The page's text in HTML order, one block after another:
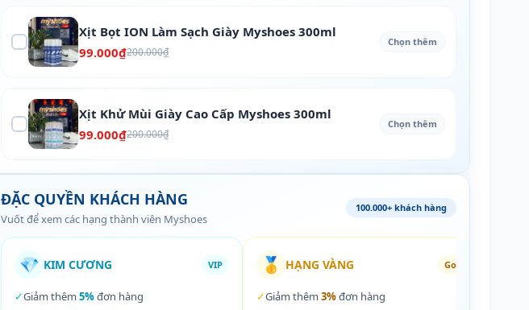
Xịt Bọt ION Làm Sạch Giày Myshoes 300ml
99.000₫200.000₫
Chọn thêm
Xịt Khử Mùi Giày Cao Cấp Myshoes 300ml
99.000₫200.000₫
Chọn thêm
ĐẶC QUYỀN KHÁCH HÀNG
Vuốt để xem các hạng thành viên Myshoes
100.000+ khách hàng
💎 KIM CƯƠNG VIP
✓Giảm thêm 5%đơn hàng
🥇 HẠNG VÀNG Gold
✓Giảm thêm 3%đơn hàng